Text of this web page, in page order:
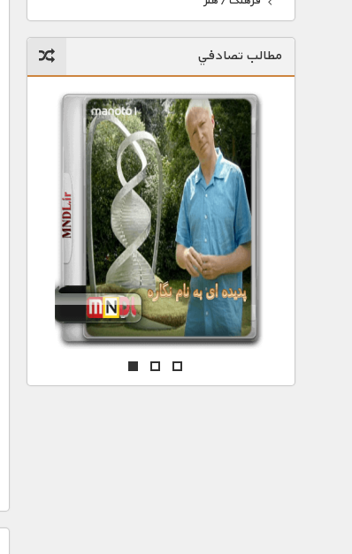
گردشگری
ماورایی
مسابقات / ورزشی
مستند های اختصاصی
مطالب تصادفي